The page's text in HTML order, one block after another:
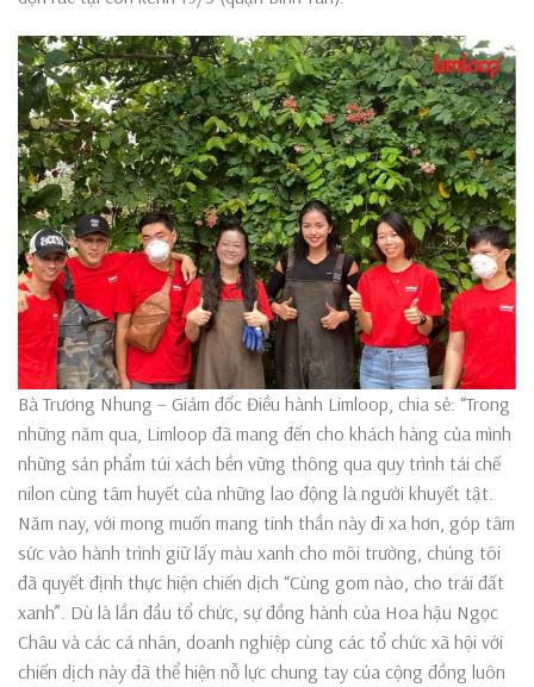
Bà Trương Nhung – Giám đốc Điều hành Limloop, chia sẻ: “Trong
những năm qua, Limloop đã mang đến cho khách hàng của mình
những sản phẩm túi xách bền vững thông qua quy trình tái chế
nilon cùng tâm huyết của những lao động là người khuyết tật.
Năm nay, với mong muốn mang tinh thần này đi xa hơn, góp tâm
sức vào hành trình giữ lấy màu xanh cho môi trường, chúng tôi
đã quyết định thực hiện chiến dịch “Cùng gom nào, cho trái đất
xanh”. Dù là lần đầu tổ chức, sự đồng hành của Hoa hậu Ngọc
Châu và các cá nhân, doanh nghiệp cùng các tổ chức xã hội với
chiến dịch này đã thể hiện nỗ lực chung tay của cộng đồng luôn